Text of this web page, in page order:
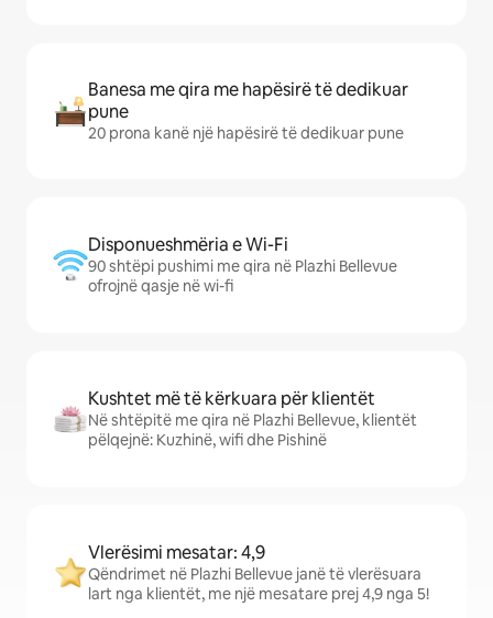
Banesa me qira me hapësirë të dedikuar
pune
20 prona kanë një hapësirë të dedikuar pune
Disponueshmëria e Wi-Fi
90 shtëpi pushimi me qira në Plazhi Bellevue
ofrojnë qasje në wi-fi
Kushtet më të kërkuara për klientët
Në shtëpitë me qira në Plazhi Bellevue, klientët
pëlqejnë: Kuzhinë, wifi dhe Pishinë
Vlerësimi mesatar: 4,9
Qëndrimet në Plazhi Bellevue janë të vlerësuara
lart nga klientët, me një mesatare prej 4,9 nga 5!